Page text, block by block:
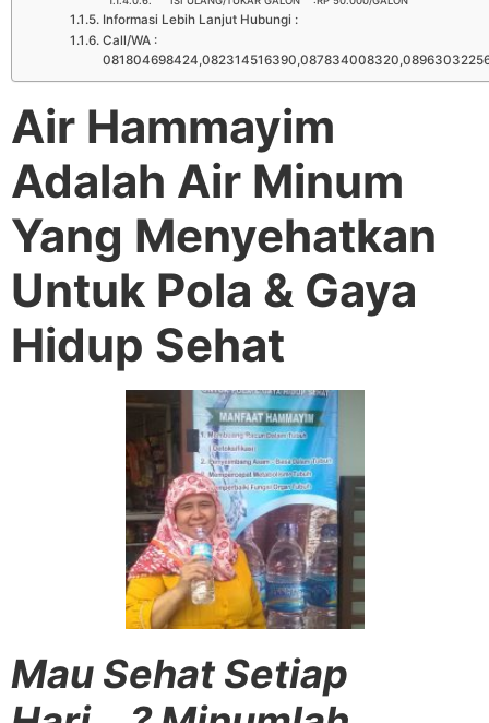
Informasi Lebih Lanjut Hubungi :
Call/WA :
Air Hammayim
Adalah Air Minum
Yang Menyehatkan
Untuk Pola & Gaya
Hidup Sehat
Mau Sehat Setiap